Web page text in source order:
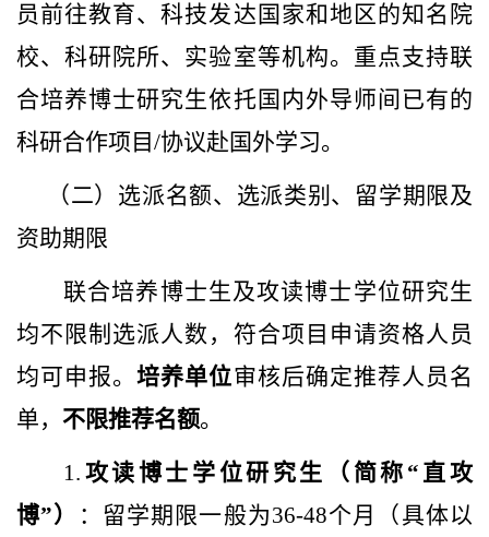
员前往教育、科技发达国家和地区的知名院
校、科研院所、实验室等机构。重点支持联
合培养博士研究生依托国内外导师间已有的
科研合作项目 /协议赴国外学习。
（二） 选派名额、选派类别、留学期限及
资助期限
联合培养博士生及攻读博士学位研究生
均不限制选派人数，符合项目申请资格人员
均可申报。培养单位审核后确定推荐人员名
单， 不限推荐名额。
1. 攻读博士学位研究生（简称“直攻
博”）
：留学期限一般为36-48个月（具体以